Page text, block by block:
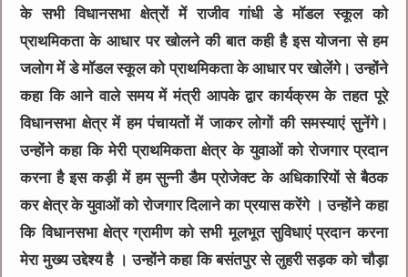
के सभी विधानसभा क्षेत्रों में राजीव गांधी डे मॉडल स्कूल को
प्राथमिकता के आधार पर खोलने की बात कही है इस योजना से हम
जलोग में डे मॉडल स्कूल को प्राथमिकता के आधार पर खोलेंगे। उन्होंने
कहा कि आने वाले समय में मंत्री आपके द्वार कार्यक्रम के तहत पूरे
विधानसभा क्षेत्र में हम पंचायतों में जाकर लोगों की समस्याएं सुनेंगे।
उन्होंने कहा कि मेरी प्राथमिकता क्षेत्र के युवाओं को रोजगार प्रदान
करना है इस कड़ी में हम सुन्नी डैम प्रोजेक्ट के अधिकारियों से बैठक
कर क्षेत्र के युवाओं को रोजगार दिलाने का प्रयास करेंगे । उन्होंने कहा
कि विधानसभा क्षेत्र ग्रामीण को सभी मूलभूत सुविधाएं प्रदान करना
मेरा मुख्य उद्देश्य है । उन्होंने कहा कि बसंतपुर से लुहरी सड़क को चौड़ा